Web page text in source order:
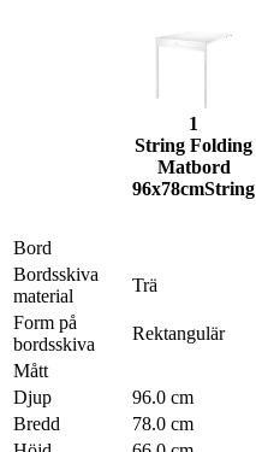
1
String Folding
Matbord
96x78cmString
Bord
Bordsskiva
material
Trä
Form på
bordsskiva
Rektangulär
Mått
Djup
96.0 cm
Bredd
78.0 cm